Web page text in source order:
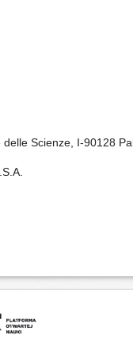
Scienze, I-90128